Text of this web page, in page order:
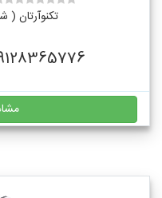
تکنوآرتان (
09128365776 - 09367003165